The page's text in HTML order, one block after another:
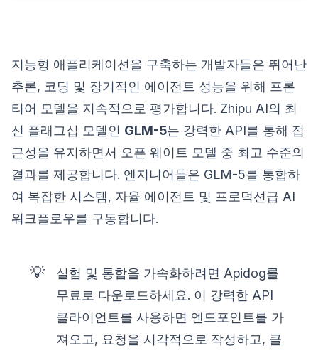
지능형 애플리케이션을 구축하는 개발자들은 뛰어난
추론, 코딩 및 장기적인 에이전트 성능을 위해 프론
티어 모델을 지속적으로 평가합니다. Zhipu AI의 최
신 플래그십 모델인 GLM-5는 강력한 API를 통해 접
근성을 유지하면서 오픈 웨이트 모델 중 최고 수준의
결과를 제공합니다. 엔지니어들은 GLM-5를 통합하
여 복잡한 시스템, 자율 에이전트 및 프로덕션급 AI
워크플로우를 구동합니다.
💡
실험 및 통합을 가속화하려면 Apidog를
무료로 다운로드하세요. 이 강력한 API
클라이언트를 사용하면 엔드포인트를 가
져오고, 요청을 시각적으로 작성하고, 클